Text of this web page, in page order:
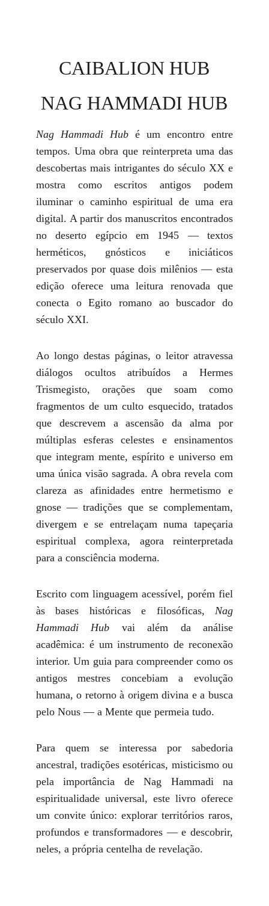
CAIBALION HUB
NAG HAMMADI HUB
Nag Hammadi Hubé um encontro entre
tempos. Uma obra que reinterpreta uma das
descobertas mais intrigantes do século XX e
mostra como escritos antigos podem
iluminar o caminho espiritual de uma era
digital. A partir dos manuscritos encontrados
no deserto egípcio em 1945 — textos
herméticos, gnósticos e iniciáticos
preservados por quase dois milênios — esta
edição oferece uma leitura renovada que
conecta o Egito romano ao buscador do
século XXI.
Ao longo destas páginas, o leitor atravessa
diálogos ocultos atribuídos a Hermes
Trismegisto, orações que soam como
fragmentos de um culto esquecido, tratados
que descrevem a ascensão da alma por
múltiplas esferas celestes e ensinamentos
que integram mente, espírito e universo em
uma única visão sagrada. A obra revela com
clareza as afinidades entre hermetismo e
gnose — tradições que se complementam,
divergem e se entrelaçam numa tapeçaria
espiritual complexa, agora reinterpretada
para a consciência moderna.
Escrito com linguagem acessível, porém fiel
às bases históricas e filosóficas, Nag
Hammadi Hub vai além da análise
acadêmica: é um instrumento de reconexão
interior. Um guia para compreender como os
antigos mestres concebiam a evolução
humana, o retorno à origem divina e a busca
pelo Nous — a Mente que permeia tudo.
Para quem se interessa por sabedoria
ancestral, tradições esotéricas, misticismo ou
pela importância de Nag Hammadi na
espiritualidade universal, este livro oferece
um convite único: explorar territórios raros,
profundos e transformadores — e descobrir,
neles, a própria centelha de revelação.